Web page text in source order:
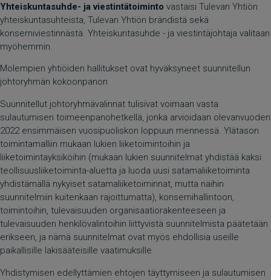
Yhteiskuntasuhde- ja viestintätoiminto vastaisi Tulevan Yhtiön
yhteiskuntasuhteista, Tulevan Yhtiön brändistä sekä
konserniviestinnästä. Yhteiskuntasuhde - ja viestintäjohtaja valitaan
myöhemmin.
Molempien yhtiöiden hallitukset ovat hyväksyneet suunnitellun
johtoryhmän kokoonpanon
Suunnitellut johtoryhmävalinnat tulisivat voimaan vasta
sulautumisen toimeenpanohetkellä, jonka arvioidaan olevanvuoden
2022 ensimmäisen vuosipuoliskon loppuun mennessä. Ylätason
toimintamalliin mukaan lukien liiketoimintoihin ja
liiketoimintayksiköihin (mukaan lukien suunnitelmat yhdistää kaksi
teollisuusliiketoiminta-aluetta ja luoda uusi satamaliiketoiminta
yhdistämällä nykyiset satamaliiketoiminnat, mutta näihin
suunnitelmiin kuitenkaan rajoittumatta), konsernihallintoon,
toimintoihin, tulevaisuuden organisaatiorakenteeseen ja
tulevaisuuden henkilövalintoihin liittyvistä suunnitelmista päätetään
erikseen, ja nämä suunnitelmat ovat myös ehdollisia useille
paikallisille lakisääteisille vaatimuksille
Yhdistymisen edellyttämien ehtojen täyttymiseen ja sulautumisen